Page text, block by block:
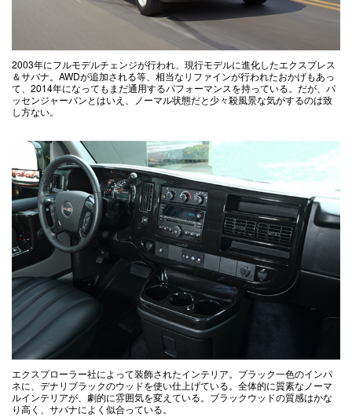
2003年にフルモデルチェンジが行われ、現行モデルに進化したエクスプレス
＆サバナ。AWDが追加される等、相当なリファインが行われたおかげもあっ
て、2014年になってもまだ通用するパフォーマンスを持っている。だが、パ
ッセンジャーバンとはいえ、ノーマル状態だと少々殺風景な気がするのは致
し方ない。
エクスプローラー社によって装飾されたインテリア。ブラック一色のインパ
ネに、デナリブラックのウッドを使い仕上げている。全体的に質素なノーマ
ルインテリアが、劇的に雰囲気を変えている。ブラックウッドの質感はかな
り高く、サバナによく似合っている。